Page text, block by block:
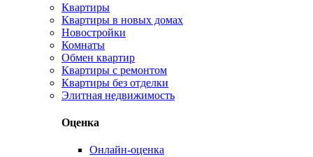
Квартиры
Квартиры в новых домах
Новостройки
Комнаты
Обмен квартир
Квартиры с ремонтом
Квартиры без отделки
Элитная недвижимость
Оценка
Онлайн-оценка